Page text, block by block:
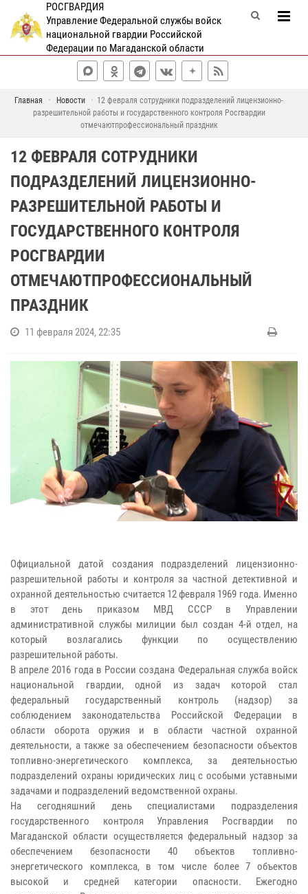
РОСГВАРДИЯ
Управление Федеральной службы войск
национальной гвардии Российской
Федерации по Магаданской области
Главная Новости
12 февраля сотрудники подразделений лицензионно-
разрешительной работы и государственного контроля Росгвардии
отмечаютпрофессиональный праздник
12 ФЕВРАЛЯ СОТРУДНИКИ
ПОДРАЗДЕЛЕНИЙ ЛИЦЕНЗИОННО-
РАЗРЕШИТЕЛЬНОЙ РАБОТЫ И
ГОСУДАРСТВЕННОГО КОНТРОЛЯ
РОСГВАРДИИ
ОТМЕЧАЮТПРОФЕССИОНАЛЬНЫЙ
ПРАЗДНИК
11 февраля 2024, 22:35
Официальной датой создания подразделений лицензионно-
разрешительной работы и контроля за частной детективной и
охранной деятельностью считается 12 февраля 1969 года. Именно
в этот день приказом МВД СССР в Управлении
административной службы милиции был создан 4-й отдел, на
который возлагались функции по осуществлению
разрешительной работы.
В апреле 2016 года в России создана Федеральная служба войск
национальной гвардии, одной из задач которой стал
федеральный государственный контроль (надзор) за
соблюдением законодательства Российской Федерации в
области оборота оружия и в области частной охранной
деятельности, а также за обеспечением безопасности объектов
топливно-энергетического комплекса, за деятельностью
подразделений охраны юридических лиц с особыми уставными
задачами и подразделений ведомственной охраны.
На сегодняшний день специалистами подразделения
государственного контроля Управления Росгвардии по
Магаданской области осуществляется федеральный надзор за
обеспечением безопасности 40 объектов топливно-
энергетического комплекса, в том числе более 7 объектов
высокой и средней категории опасности. Ежегодно